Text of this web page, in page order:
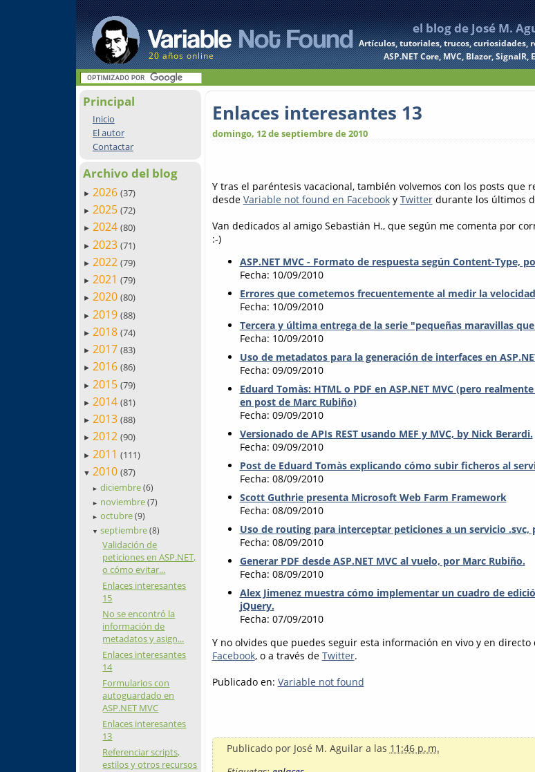
20 años online
el blog de José M.
Artículos, tutoriales, trucos, curiosidades,
ASP.NET Core, MVC, Blazor,
Principal
Inicio
El autor
Contactar
Archivo del blog
► 2026 (37)
► 2025 (72)
► 2024 (80)
► 2023 (71)
► 2022 (79)
► 2021 (79)
► 2020 (80)
► 2019 (88)
► 2018 (74)
► 2017 (83)
► 2016 (86)
► 2015 (79)
► 2014 (81)
► 2013 (88)
► 2012 (90)
► 2011 (111)
▼ 2010 (87)
► diciembre(6)
► noviembre(7)
► octubre(9)
▼ septiembre(8)
Validación de
peticiones en ASP.NET,
o cómo evitar...
Enlaces interesantes
15
No se encontró la
información de
metadatos y asign...
Enlaces interesantes
14
Formularios con
autoguardado en
ASP.NET MVC
Enlaces interesantes
13
Referenciar scripts,
estilos y otros recursos
Enlaces interesantes 13
domingo, 12 de septiembre de 2010
Y tras el paréntesis vacacional, también volvemos con los posts que
desde Variable not found en Facebooky Twitterdurante los últimos
Van dedicados al amigo Sebastián H., que según me comenta por
:-)
ASP.NET MVC - Formato de respuesta según Content-Type,
Fecha: 10/09/2010
Errores que cometemos frecuentemente al medir la
Fecha: 10/09/2010
Tercera y última entrega de la serie "pequeñas maravillas
Fecha: 10/09/2010
Uso de metadatos para la generación de interfaces en
Fecha: 09/09/2010
Eduard Tomàs: HTML o PDF en ASP.NET MVC (pero
en post de Marc Rubiño)
Fecha: 09/09/2010
Versionado de APIs REST usando MEF y MVC, by Nick Berardi.
Fecha: 09/09/2010
Post de Eduard Tomàs explicando cómo subir ficheros al
Fecha: 08/09/2010
Scott Guthrie presenta Microsoft Web Farm Framework
Fecha: 08/09/2010
Uso de routing para interceptar peticiones a un servicio .svc,
Fecha: 08/09/2010
Generar PDF desde ASP.NET MVC al vuelo, por Marc Rubiño.
Fecha: 08/09/2010
Alex Jimenez muestra cómo implementar un cuadro de
jQuery.
Fecha: 07/09/2010
Y no olvides que puedes seguir esta información en vivo y en directo
Facebook, o a través de Twitter.
Publicado en: Variable not found
Publicado por José M. Aguilar a las 11:46 p. m.